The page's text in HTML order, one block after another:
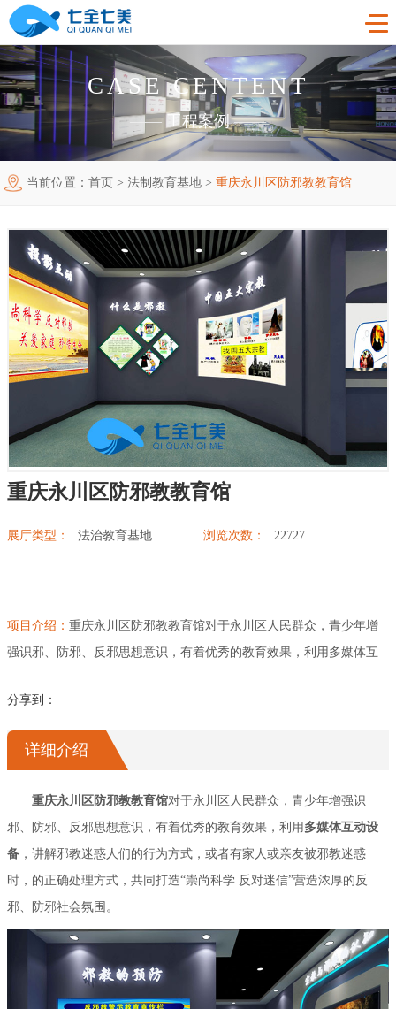
首页
工程案例
法制教育基地
廉洁廉政展厅
禁毒教育基地
党性教育基地
其他主题展厅
产品中心
法制教育基地数字化设备
廉政馆电子设备
禁毒教育基地设备
智慧党建中心多媒体设备
展厅幻影成像
购买指南
新闻中心
关于我们
企业简介
联系我们
CASE CENTENT
—— 工程案例 ——
当前位置： 首页 > 法制教育基地 > 重庆永川区防邪教教育馆
重庆永川区防邪教教育馆
展厅类型： 法治教育基地 浏览次数： 22727
项目介绍： ​重庆永川区防邪教教育馆对于永川区人民群众，青少年增
强识邪、防邪、反邪思想意识，有着优秀的教育效果，利用多媒体互
惑时，的正确处理方式，共同打造“崇尚科学 反对迷信”营造浓厚的反
邪、防邪社会氛围。
分享到：
详细介绍
重庆永川区防邪教教育馆对于永川区人民群众，青少年增强识
邪、防邪、反邪思想意识，有着优秀的教育效果，利用 多媒体互动设
备 ，讲解邪教迷惑人们的行为方式，或者有家人或亲友被邪教迷惑
时，的正确处理方式，共同打造“崇尚科学 反对迷信”营造浓厚的反
邪、防邪社会氛围。